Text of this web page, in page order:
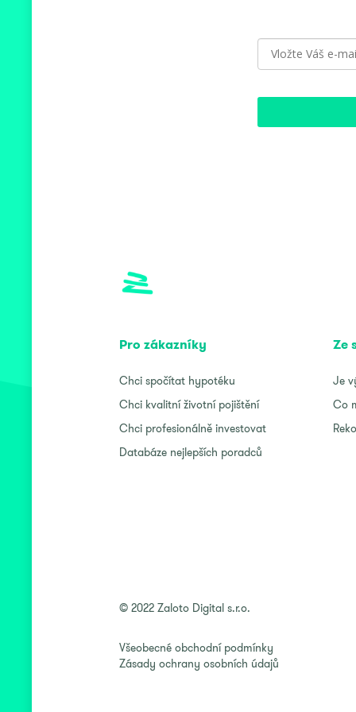
Pro zákazníky
Chci spočítat hypotéku
Chci kvalitní životní pojištění
Chci profesionálně investovat
Databáze nejlepších poradců
Ze
Je
Co
© 2022 Zaloto Digital s.r.o.
Všeobecné obchodní podmínky
Zásady ochrany osobních údajů